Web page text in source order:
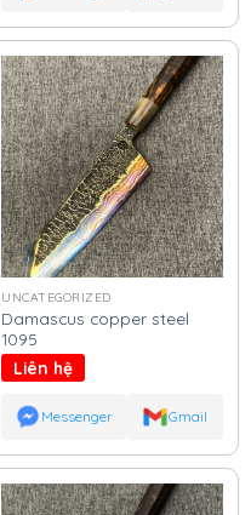
UNCATEGORIZED
Damascus copper steel
1095
Liên hệ
Messenger Gmail